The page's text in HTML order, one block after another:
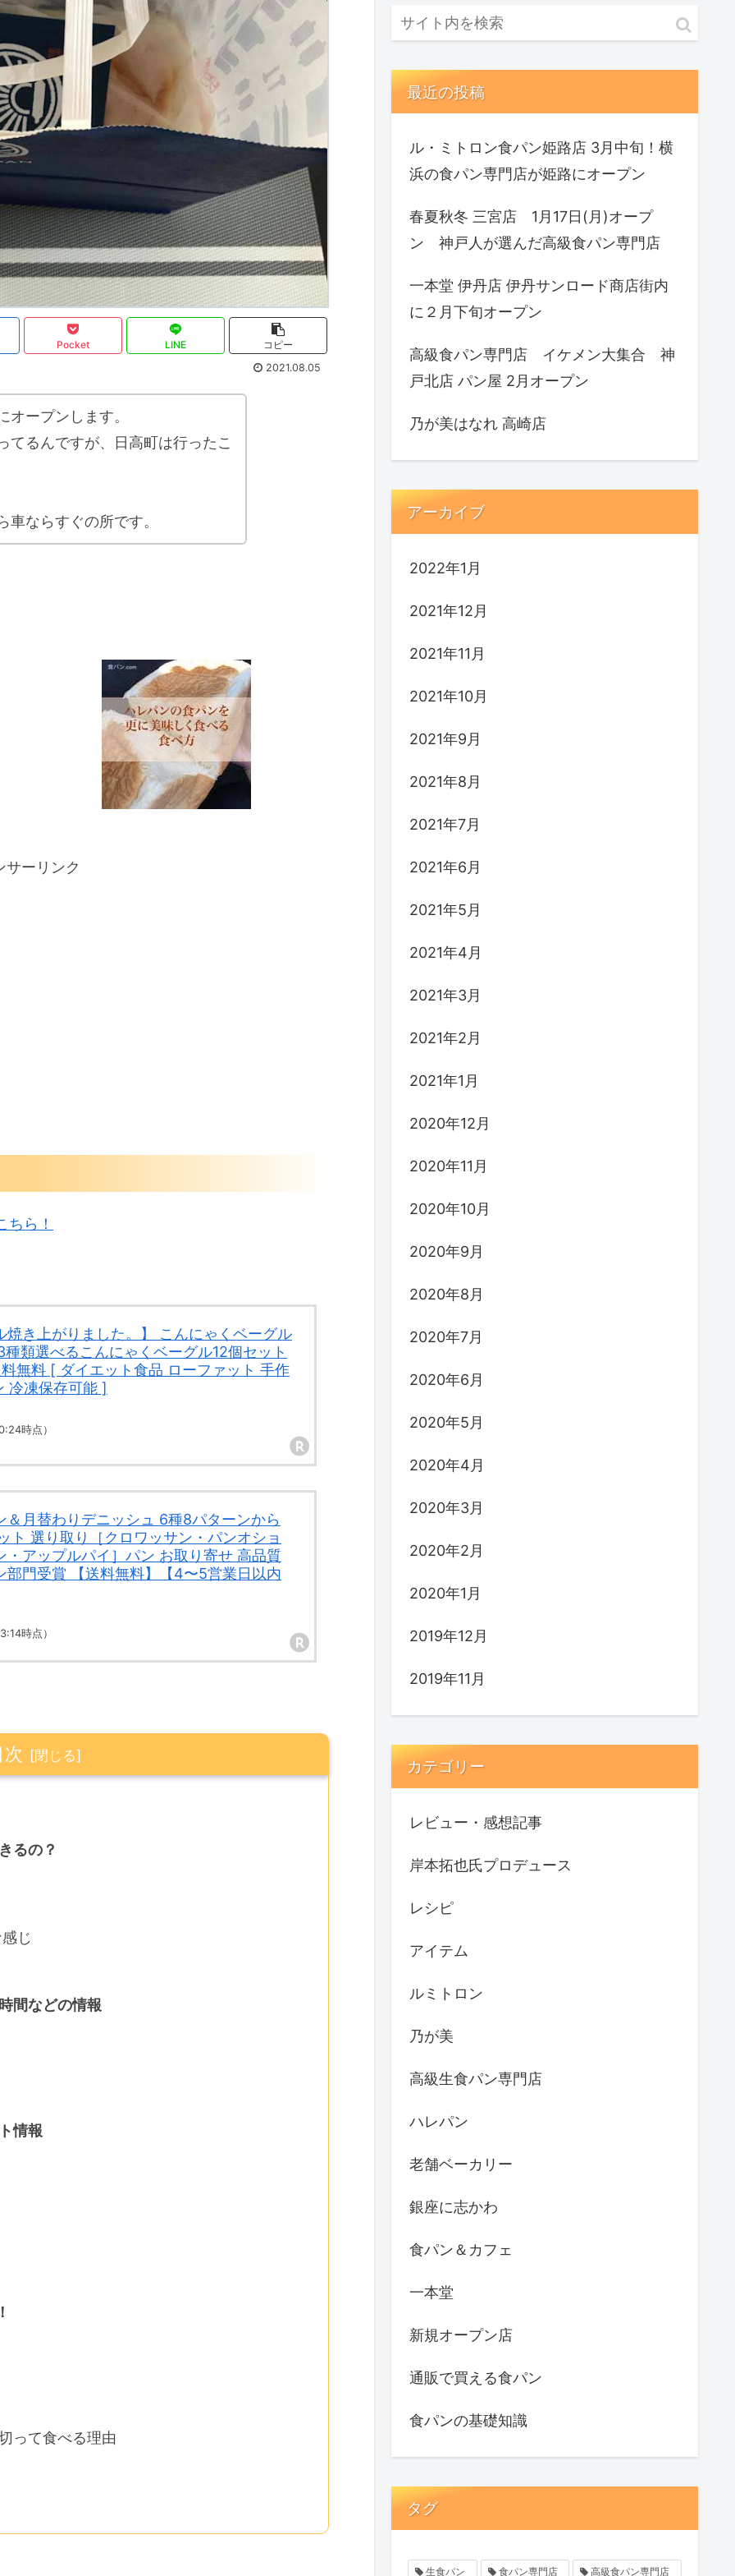
Pocket LINE
コピー
2021.08.05
ープンします。
てるんですが、日高町は行ったこ
ならすぐの所です。
サーリンク
ら！
焼き上がりました。】 こんにゃくベーグル
類選べるこんにゃくベーグル12個セット
料 [ ダイエット食品 ローファット 手作
冷凍保存可能 ]
時点）
＆月替わりデニッシュ 6種8パターンから
ト 選り取り［クロワッサン・パンオショ
・アップルパイ］パン お取り寄せ 高品質
部門受賞 【送料無料】【4〜5営業日以内
時点）
次
るの？
じ
間などの情報
情報
って食べる理由
最近の投稿
ル・ミトロン食パン姫路店 3月中旬！横
浜の食パン専門店が姫路にオープン
春夏秋冬 三宮店 1月17日(月)オープ
ン 神戸人が選んだ高級食パン専門店
一本堂 伊丹店 伊丹サンロード商店街内
に２月下旬オープン
高級食パン専門店 イケメン大集合 神
戸北店 パン屋 2月オープン
乃が美はなれ 高崎店
アーカイブ
2022年1月
2021年12月
2021年11月
2021年10月
2021年9月
2021年8月
2021年7月
2021年6月
2021年5月
2021年4月
2021年3月
2021年2月
2021年1月
2020年12月
2020年11月
2020年10月
2020年9月
2020年8月
2020年7月
2020年6月
2020年5月
2020年4月
2020年3月
2020年2月
2020年1月
2019年12月
2019年11月
カテゴリー
レビュー・感想記事
岸本拓也氏プロデュース
レシピ
アイテム
ルミトロン
乃が美
高級生食パン専門店
ハレパン
老舗ベーカリー
銀座に志かわ
食パン＆カフェ
一本堂
新規オープン店
通販で買える食パン
食パンの基礎知識
タグ
生食パン 食パン専門店 高級食パン専門店